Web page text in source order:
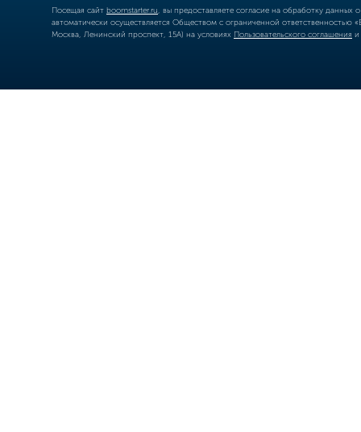
Посещая сайт boomstarter.ru , вы предоставляете согласие на обработку
автоматически осуществляется Обществом с ограниченной
Москва, Ленинский проспект, 15А) на условиях Пользовательского соглашения и